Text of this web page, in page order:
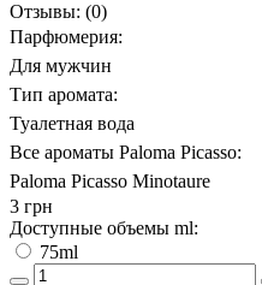
Отзывы: (0)
Парфюмерия:
Для мужчин
Тип аромата:
Туалетная вода
Все ароматы Paloma Picasso:
Paloma Picasso Minotaure
3 грн
Доступные объемы ml:
75ml